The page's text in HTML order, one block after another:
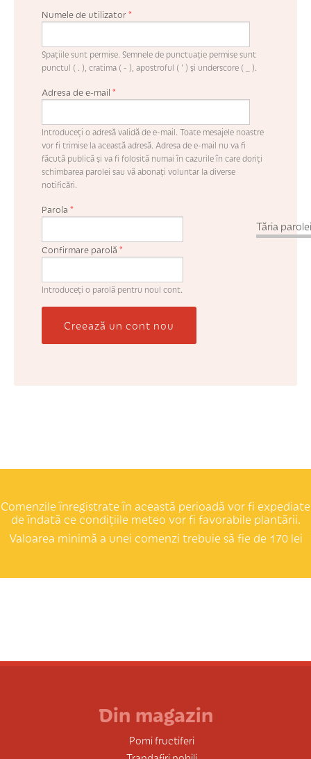
Numele de utilizator*
Spaţiile sunt permise. Semnele de punctuaţie permise sunt
punctul ( . ), cratima ( - ), apostroful ( ' ) şi underscore ( _ ).
Adresa de e-mail *
Introduceţi o adresă validă de e-mail. Toate mesajele noastre
vor fi trimise la această adresă. Adresa de e-mail nu va fi
făcută publică şi va fi folosită numai în cazurile în care doriţi
schimbarea parolei sau vă abonaţi voluntar la diverse
notificări.
Tăria
Parola *
Confirmare parolă *
Introduceţi o parolă pentru noul cont.
Creează un cont nou
Comenzile înregistrate în această perioadă vor fi expediate
de îndată ce condițiile meteo vor fi favorabile plantării.
Valoarea minimă a unei comenzi trebuie să fie de 170 lei
Din magazin
Pomi fructiferi